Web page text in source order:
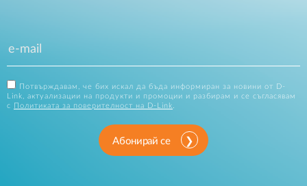
Потвърждавам, че бих искал да бъда информиран за новини от D-
Link, актуализации на продукти и промоции и разбирам и се съгласявам
с
Политиката за поверителност на D-Link
Абонирай се